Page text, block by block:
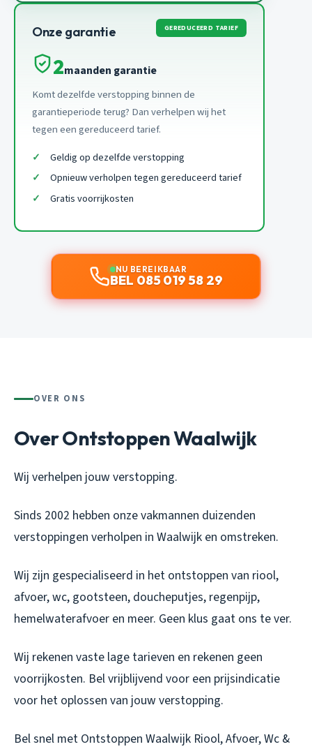
Onze garantie GEREDUCEERD TARIEF
2maanden garantie
Komt dezelfde verstopping binnen de
garantieperiode terug? Dan verhelpen wij het
tegen een gereduceerd tarief.
Geldig op dezelfde verstopping
Opnieuw verholpen tegen gereduceerd tarief
Gratis voorrijkosten
NU BEREIKBAAR
BEL 085 019 58 29
OVER ONS
Over Ontstoppen Waalwijk
Wij verhelpen jouw verstopping.
Sinds 2002 hebben onze vakmannen duizenden
verstoppingen verholpen in Waalwijk en omstreken.
Wij zijn gespecialiseerd in het ontstoppen van riool,
afvoer, wc, gootsteen, doucheputjes, regenpijp,
hemelwaterafvoer en meer. Geen klus gaat ons te ver.
Wij rekenen vaste lage tarieven en rekenen geen
voorrijkosten. Bel vrijblijvend voor een prijsindicatie
voor het oplossen van jouw verstopping.
Bel snel met Ontstoppen Waalwijk Riool, Afvoer, Wc &